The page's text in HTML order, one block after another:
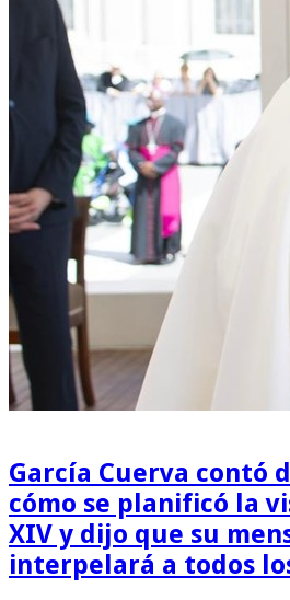
García Cuerva contó
cómo se planificó la
XIV y dijo que su
interpelará a todos